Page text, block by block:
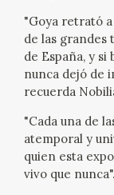
PREMIO ARAGÓN
EDICIONES
"Goya retrató
de las grandes
de España, y
nunca dejó de
recuerda
"Cada una de
atemporal y
quien esta
vivo que nunca".